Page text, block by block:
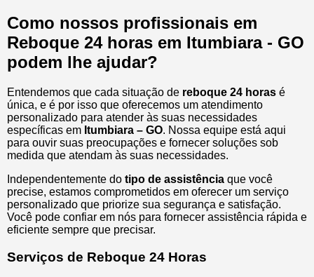
Como nossos profissionais em
Reboque 24 horas em Itumbiara - GO
podem lhe ajudar?
Entendemos que cada situação de reboque 24 horas é
única, e é por isso que oferecemos um atendimento
personalizado para atender às suas necessidades
específicas em Itumbiara – GO. Nossa equipe está aqui
para ouvir suas preocupações e fornecer soluções sob
medida que atendam às suas necessidades.
Independentemente do tipo de assistência que você
precise, estamos comprometidos em oferecer um serviço
personalizado que priorize sua segurança e satisfação.
Você pode confiar em nós para fornecer assistência rápida e
eficiente sempre que precisar.
Serviços de Reboque 24 Horas